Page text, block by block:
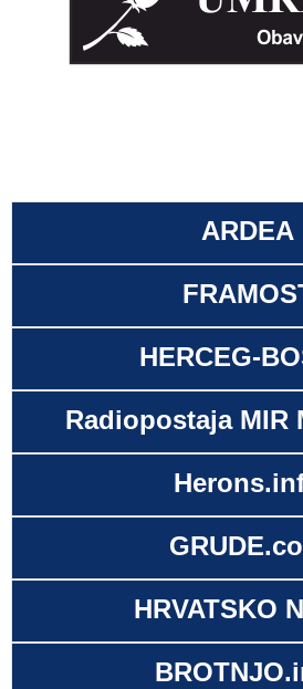
ARDEA
HERCEG-
Radiopostaja MIR
HRVATSKO